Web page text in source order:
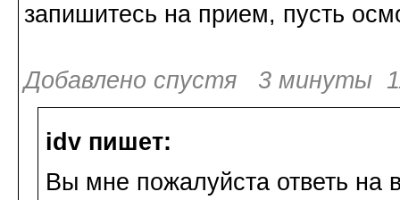
запишитесь на прием, пусть
Добавлено спустя 3 минуты
idv пишет:
Вы мне пожалуйста ответь на